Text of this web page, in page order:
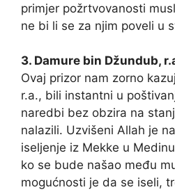
primjer požrtvovanosti
ne bi li se za njim poveli u
3. Damure bin Džundub,
Ovaj prizor nam zorno
r.a., bili instantni u
naredbi bez obzira na
nalazili. Uzvišeni Allah je
iseljenje iz Mekke u
ko se bude našao među
mogućnosti je da se iseli,